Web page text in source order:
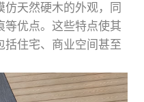
天然硬木的外观，同
等优点。这些特点使其
括住宅、商业空间甚至